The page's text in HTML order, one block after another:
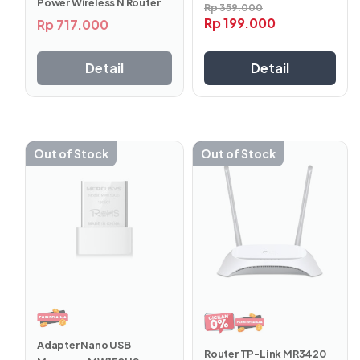
yang berdiri sendiri menyediakan hingga 2x daya
transmisi, memastikan sinyal nirkabel Anda cukup kuat
untuk menembus dinding dan rintangan lainnya.
Tekan tombol Turbo untuk meningkatkan sinyal Wi-Fi
secara instan dan memperluas jangkauan nirkabel.
Power Wireless N Router
Rp 717.000
Detail
Rp359.000
Rp199.000
Detail
Out of Stock
Adapter Nano USB
Out of Stock
Router TP-Link MR3420